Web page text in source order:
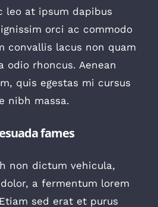
leo at ipsum dapibus
orci ac commodo
convallis lacus non quam
odio rhoncus. Aenean
quis egestas mi cursus
nibh massa.
fames
non dictum vehicula,
a fermentum lorem
sed erat et purus